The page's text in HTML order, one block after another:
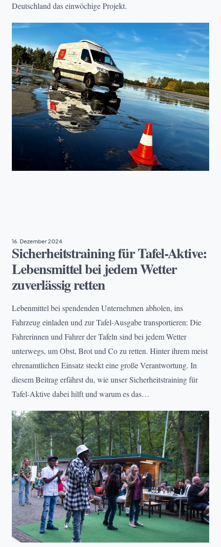
Deutschland das einwöchige Projekt.
16. Dezember 2024
Sicherheitstraining für Tafel-Aktive:
Lebensmittel bei jedem Wetter
zuverlässig retten
Lebenmittel bei spendenden Unternehmen abholen, ins
Fahrzeug einladen und zur Tafel-Ausgabe transportieren: Die
Fahrerinnen und Fahrer der Tafeln sind bei jedem Wetter
unterwegs, um Obst, Brot und Co zu retten. Hinter ihrem meist
ehrenamtlichen Einsatz steckt eine große Verantwortung. In
diesem Beitrag erfährst du, wie unser Sicherheitstraining für
Tafel-Aktive dabei hilft und warum es das…